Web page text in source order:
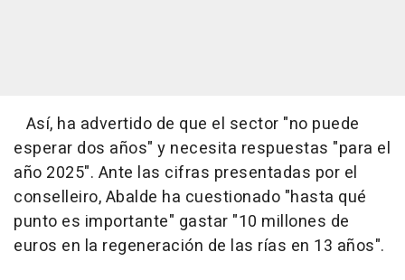
Así, ha advertido de que el sector "no puede
esperar dos años" y necesita respuestas "para el
año 2025". Ante las cifras presentadas por el
conselleiro, Abalde ha cuestionado "hasta qué
punto es importante" gastar "10 millones de
euros en la regeneración de las rías en 13 años".